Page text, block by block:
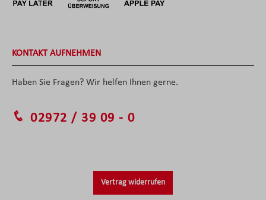
KONTAKT AUFNEHMEN
Haben Sie Fragen? Wir helfen Ihnen gerne.
02972 / 39 09 - 0
Vertrag widerrufen